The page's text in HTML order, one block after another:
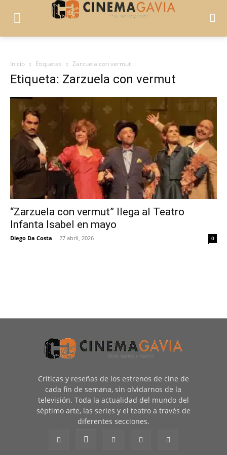
Inicio Etiquetas Zarzuela con vermut
Etiqueta: Zarzuela con vermut
“Zarzuela con vermut” llega al Teatro
Infanta Isabel en mayo
Diego Da Costa - 27 abril, 2026 0
Críticas y reseñas de los estrenos de cine de
cada fin de semana, sin olvidarnos de la
televisión. Toda la actualidad del mundo del
séptimo arte, las series y el teatro a través de
diferentes secciones.